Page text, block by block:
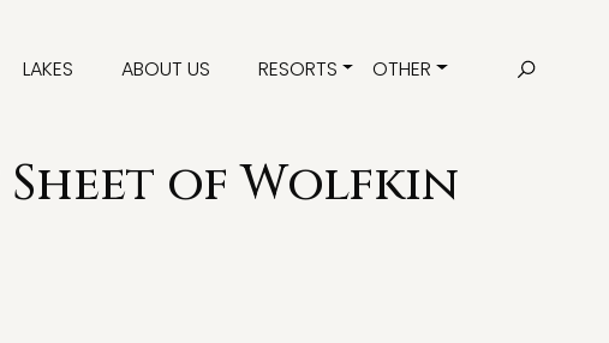
LAKES ABOUT US RESORTS OTHER
Sheet of Wolfkin